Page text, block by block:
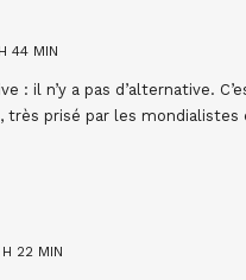
44 MIN
: il n’y a pas d’alternative.
très prisé par les mondialistes
22 MIN